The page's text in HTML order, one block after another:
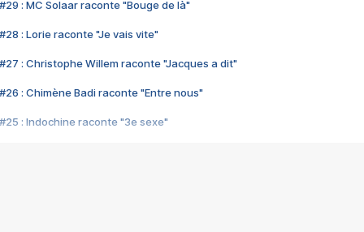
#29 : MC Solaar raconte "Bouge de là"
#28 : Lorie raconte "Je vais vite"
#27 : Christophe Willem raconte "Jacques a dit"
#26 : Chimène Badi raconte "Entre nous"
#25 : Indochine raconte "3e sexe"